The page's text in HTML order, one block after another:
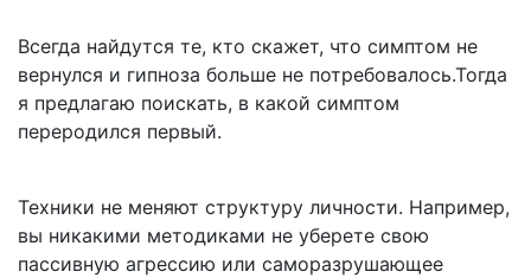
Всегда найдутся те, кто скажет, что симптом не
вернулся и гипноза больше не потребовалось.Тогда
я предлагаю поискать, в какой симптом
переродился первый.
Техники не меняют структуру личности. Например,
вы никакими методиками не уберете свою
пассивную агрессию или саморазрушающее